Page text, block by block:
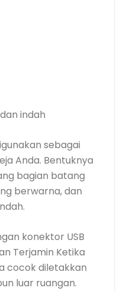
indah
sebagai
Anda. Bentuknya
bagian batang
berwarna, dan
konektor USB
Terjamin Ketika
cocok diletakkan
luar ruangan.